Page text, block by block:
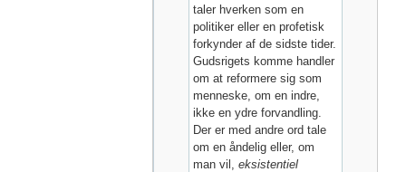
taler hverken som en
politiker eller en profetisk
forkynder af de sidste tider.
Gudsrigets komme handler
om at reformere sig som
menneske, om en indre,
ikke en ydre forvandling.
Der er med andre ord tale
om en åndelig eller, om
man vil, eksistentiel